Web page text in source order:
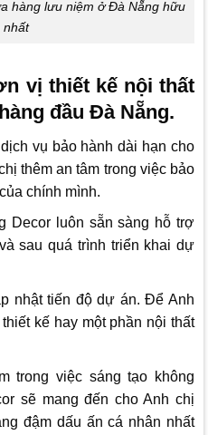
hàng lưu niệm ở Đà Nẵng hữu
nhất
vị thiết kế nội thất
đầu Đà Nẵng.
vụ bảo hành dài hạn cho
thêm an tâm trong việc bảo
chính mình.
Decorluôn sẵn sàng hỗ trợ
sau quá trình triển khai dự
nhật tiến độ dự án. Để Anh
kế hay một phần nội thất
trong việc sáng tạo không
sẽ mang đến cho Anh chị
đậm dấu ấn cá nhân nhất